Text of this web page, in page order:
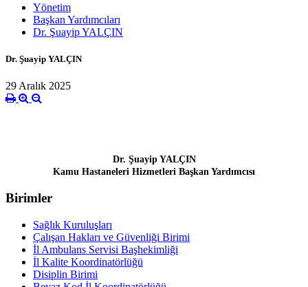
Yönetim
Başkan Yardımcıları
Dr. Şuayip YALÇIN
Dr. Şuayip YALÇIN
29 Aralık 2025
Dr. Şuayip YALÇIN
Kamu Hastaneleri Hizmetleri Başkan Yardımcısı
Birimler
Sağlık Kuruluşları
Çalışan Hakları ve Güvenliği Birimi
İl Ambulans Servisi Başhekimliği
İl Kalite Koordinatörlüğü
Disiplin Birimi